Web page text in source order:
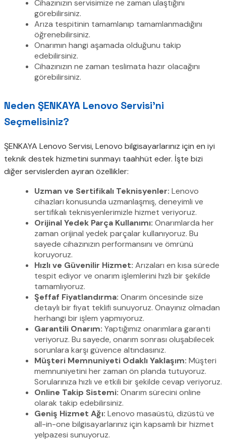
Cihazınızın servisimize ne zaman ulaştığını
görebilirsiniz.
Arıza tespitinin tamamlanıp tamamlanmadığını
öğrenebilirsiniz.
Onarımın hangi aşamada olduğunu takip
edebilirsiniz.
Cihazınızın ne zaman teslimata hazır olacağını
görebilirsiniz.
Neden ŞENKAYA Lenovo Servisi’ni
Seçmelisiniz?
ŞENKAYA Lenovo Servisi, Lenovo bilgisayarlarınız için en iyi
teknik destek hizmetini sunmayı taahhüt eder. İşte bizi
diğer servislerden ayıran özellikler:
Uzman ve Sertifikalı Teknisyenler: Lenovo
cihazları konusunda uzmanlaşmış, deneyimli ve
sertifikalı teknisyenlerimizle hizmet veriyoruz.
Orijinal Yedek Parça Kullanımı: Onarımlarda her
zaman orijinal yedek parçalar kullanıyoruz. Bu
sayede cihazınızın performansını ve ömrünü
koruyoruz.
Hızlı ve Güvenilir Hizmet: Arızaları en kısa sürede
tespit ediyor ve onarım işlemlerini hızlı bir şekilde
tamamlıyoruz.
Şeffaf Fiyatlandırma: Onarım öncesinde size
detaylı bir fiyat teklifi sunuyoruz. Onayınız olmadan
herhangi bir işlem yapmıyoruz.
Garantili Onarım: Yaptığımız onarımlara garanti
veriyoruz. Bu sayede, onarım sonrası oluşabilecek
sorunlara karşı güvence altındasınız.
Müşteri Memnuniyeti Odaklı Yaklaşım: Müşteri
memnuniyetini her zaman ön planda tutuyoruz.
Sorularınıza hızlı ve etkili bir şekilde cevap veriyoruz.
Online Takip Sistemi: Onarım sürecini online
olarak takip edebilirsiniz.
Geniş Hizmet Ağı: Lenovo masaüstü, dizüstü ve
all-in-one bilgisayarlarınız için kapsamlı bir hizmet
yelpazesi sunuyoruz.